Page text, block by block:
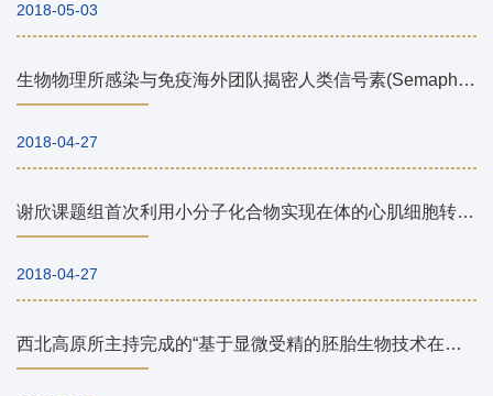
2018-05-03
生物物理所感染与免疫海外团队揭密人类信号素(Semaphorin)免疫调节新机制
2018-04-27
谢欣课题组首次利用小分子化合物实现在体的心肌细胞转分化
2018-04-27
西北高原所主持完成的“基于显微受精的胚胎生物技术在藏系绵羊品种改良中的应用研究”项目为藏羊育种探索了新途径